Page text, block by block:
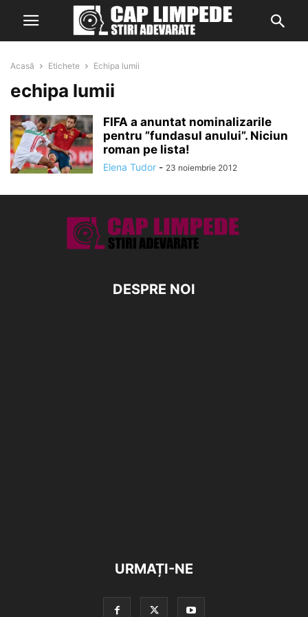
Acasă Etichete Echipa lumii
echipa lumii
FIFA a anuntat nominalizarile
pentru ”fundasul anului”. Niciun
roman pe lista!
Elena Tudor - 23 noiembrie 2012
DESPRE NOI
URMAȚI-NE